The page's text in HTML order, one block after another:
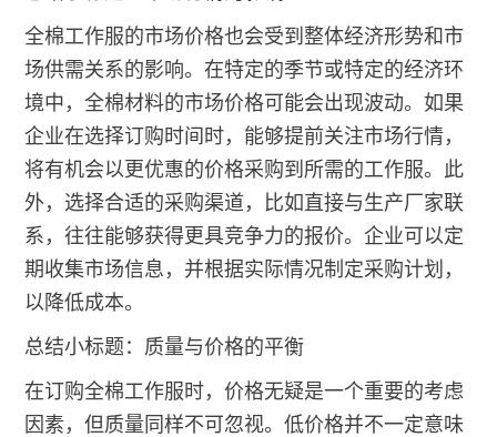
全棉工作服的市场价格也会受到整体经济形势和市
场供需关系的影响。在特定的季节或特定的经济环
境中，全棉材料的市场价格可能会出现波动。如果
企业在选择订购时间时，能够提前关注市场行情，
将有机会以更优惠的价格采购到所需的工作服。此
外，选择合适的采购渠道，比如直接与生产厂家联
系，往往能够获得更具竞争力的报价。企业可以定
期收集市场信息，并根据实际情况制定采购计划，
以降低成本。
总结小标题：质量与价格的平衡
在订购全棉工作服时，价格无疑是一个重要的考虑
因素，但质量同样不可忽视。低价格并不一定意味